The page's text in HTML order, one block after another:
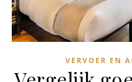
VERVOER EN